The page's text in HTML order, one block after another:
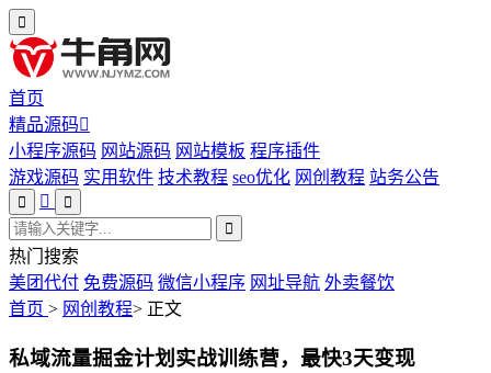
首页
精品源码
小程序源码 网站源码 网站模板 程序插件
游戏源码 实用软件 技术教程 seo优化 网创教程 站务公告
热门搜索
美团代付 免费源码 微信小程序 网址导航 外卖餐饮
首页 > 网创教程> 正文
私域流量掘金计划实战训练营，最快3天变现